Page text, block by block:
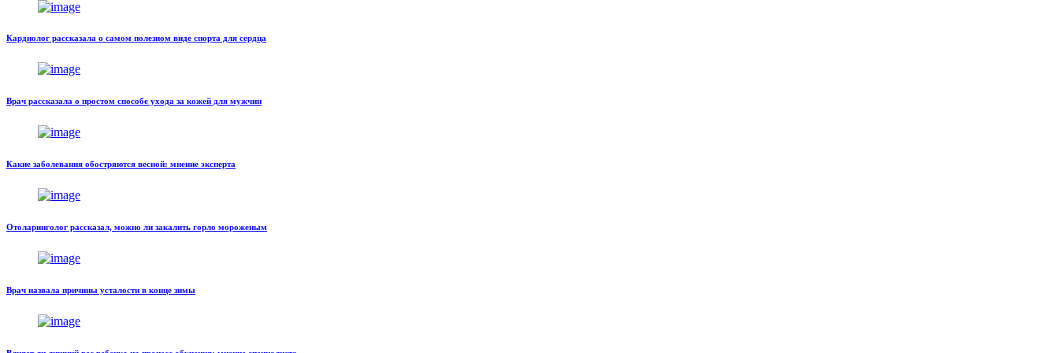
Кардиолог рассказала о самом полезном виде спорта для сердца
Врач рассказала о простом способе ухода за кожей для мужчин
Какие заболевания обостряются весной: мнение эксперта
Отоларинголог рассказал, можно ли закалить горло мороженым
Врач назвала причины усталости в конце зимы